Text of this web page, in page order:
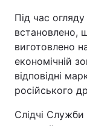
Під час
встановлено,
виготовлено
економічній
відповідні
російського
Слідчі Служби